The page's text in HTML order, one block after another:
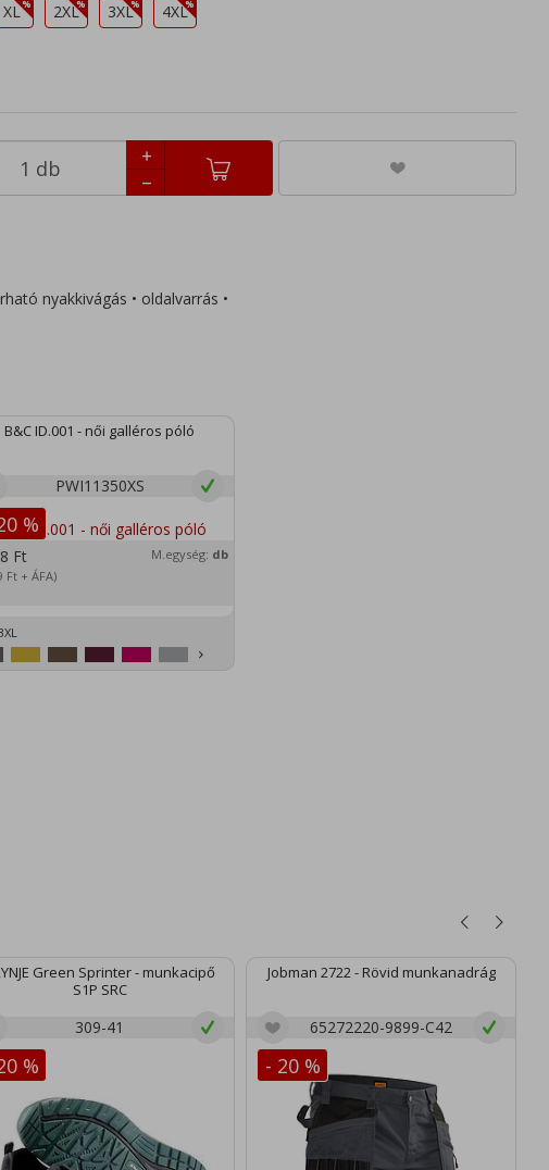
XL 2XL 3XL 4XL
nyakkivágás • oldalvarrás •
B&C ID.001 - női galléros póló
PWI11350XS
%
Ft
Ft + ÁFA)
M.egység: db
Green Sprinter - munkacipő
S1P SRC
309-41
%
Jobman 2722 - Rövid munkanadrág
65272220-9899-C42
- 20 %